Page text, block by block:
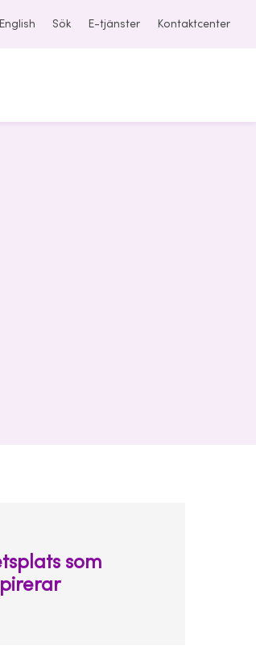
English Sök E-tjänster Kontaktcenter
som